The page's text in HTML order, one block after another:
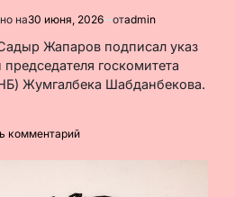
на30 июня, 2026 отadmin
Жапаров подписал указ
госкомитета
Жумгалбека Шабданбекова.
комментарийк